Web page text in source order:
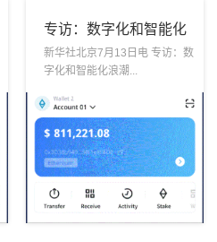
专访：数字化和智能化
浪潮让我们看到中国市
场USDT钱包的更大潜
能——访爱普
新华社北京7月13日电 专访：数
字化和智能化浪潮...